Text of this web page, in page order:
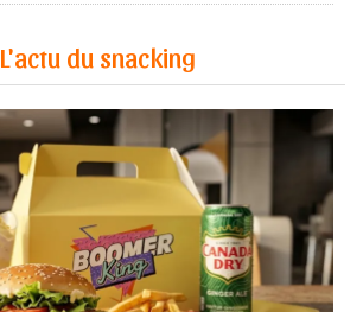
L'actu du snacking